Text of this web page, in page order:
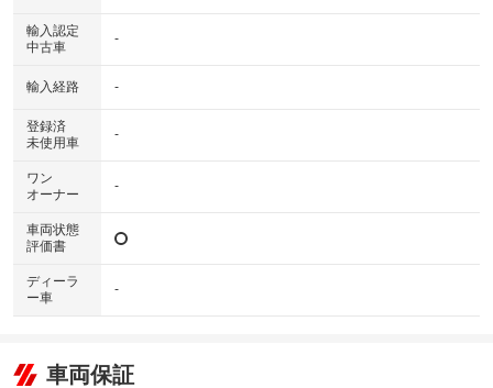
輸入認定
中古車
-
輸入経路 -
登録済
未使用車
-
ワン
オーナー
-
車両状態
評価書
ディーラ
ー車
-
車両保証